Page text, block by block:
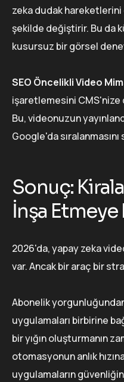
zeka dudak
şekilde değiştirir. Bu da
kusursuz bir görsel
SEO Öncelikli Video
işaretlemesini
Bu, videonuzun
Google'da sıralanmasını
Sonuç:
İnşa Etmeye
2026'da, yapay zeka
var. Ancak bir araç bir
Abonelik
uygulamaları birbirine
bir yığın oluşturmanın
otomasyonun anlık
uygulamaların